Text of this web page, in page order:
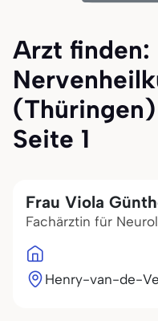
Arzt finden:
Seite 1
Frau Viola
Fachärztin für
Henry-van-de-